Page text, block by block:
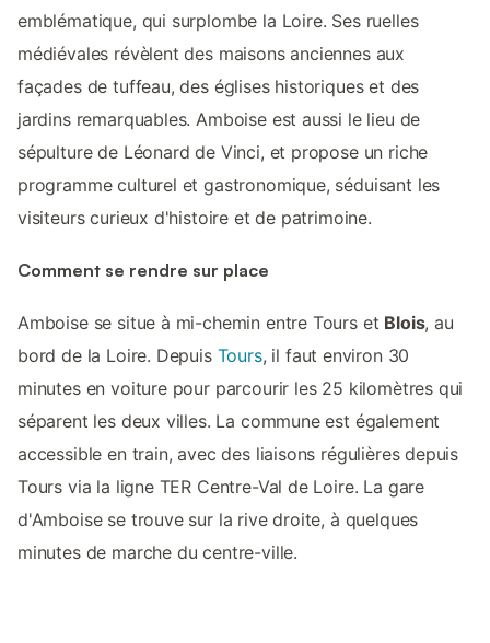
emblématique, qui surplombe la Loire. Ses ruelles
médiévales révèlent des maisons anciennes aux
façades de tuffeau, des églises historiques et des
jardins remarquables. Amboise est aussi le lieu de
sépulture de Léonard de Vinci, et propose un riche
programme culturel et gastronomique, séduisant les
visiteurs curieux d'histoire et de patrimoine.
Comment se rendre sur place
Amboise se situe à mi-chemin entre Tours et Blois, au
bord de la Loire. Depuis Tours, il faut environ 30
minutes en voiture pour parcourir les 25 kilomètres qui
séparent les deux villes. La commune est également
accessible en train, avec des liaisons régulières depuis
Tours via la ligne TER Centre-Val de Loire. La gare
d'Amboise se trouve sur la rive droite, à quelques
minutes de marche du centre-ville.